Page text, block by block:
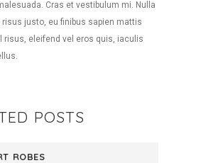
Cras et vestibulum mi. Nulla
justo, eu finibus sapien mattis
risus, eleifend vel eros quis, iaculis
POSTS
ROBES